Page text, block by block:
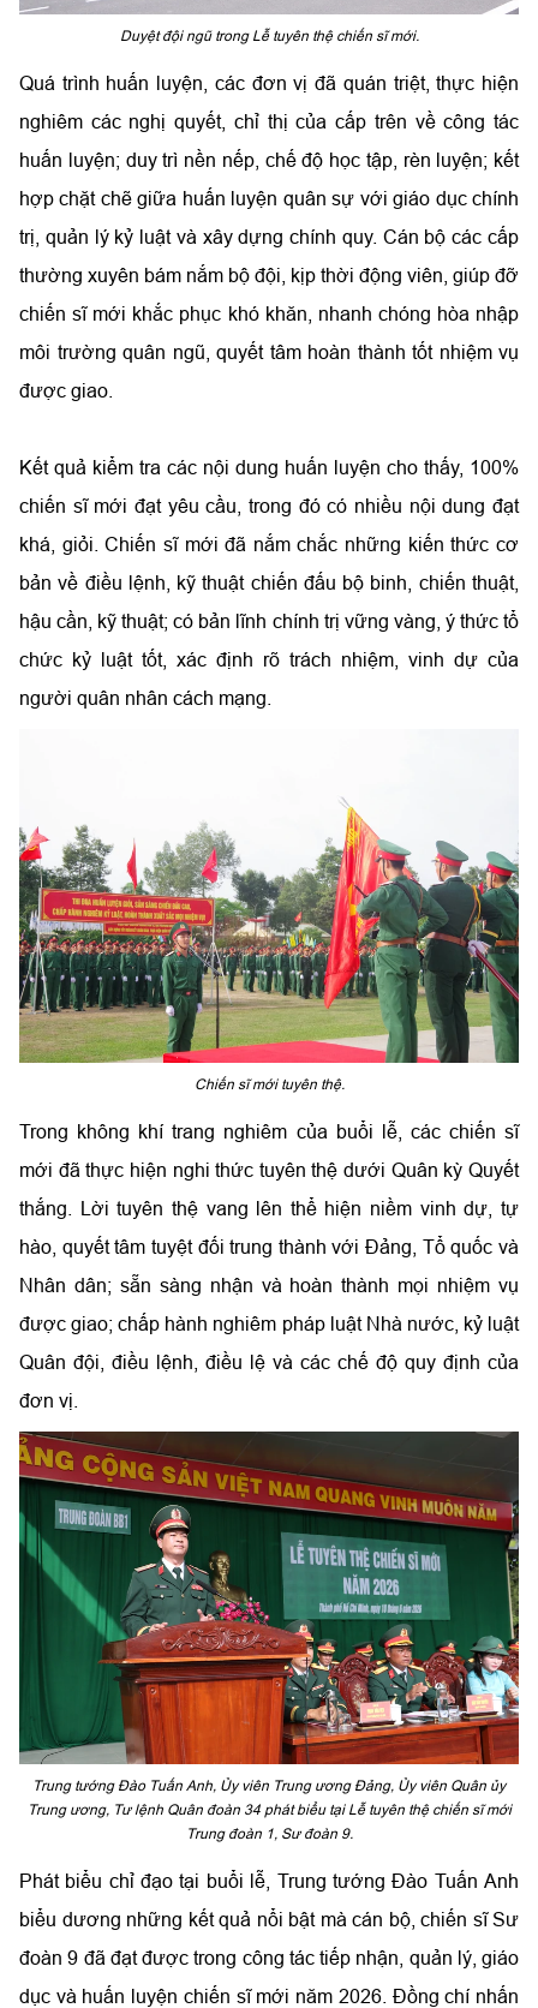
Duyệt đội ngũ trong Lễ tuyên thệ chiến sĩ mới.
Quá trình huấn luyện, các đơn vị đã quán triệt, thực hiện
nghiêm các nghị quyết, chỉ thị của cấp trên về công tác
huấn luyện; duy trì nền nếp, chế độ học tập, rèn luyện; kết
hợp chặt chẽ giữa huấn luyện quân sự với giáo dục chính
trị, quản lý kỷ luật và xây dựng chính quy. Cán bộ các cấp
thường xuyên bám nắm bộ đội, kịp thời động viên, giúp đỡ
chiến sĩ mới khắc phục khó khăn, nhanh chóng hòa nhập
môi trường quân ngũ, quyết tâm hoàn thành tốt nhiệm vụ
được giao.
Kết quả kiểm tra các nội dung huấn luyện cho thấy, 100%
chiến sĩ mới đạt yêu cầu, trong đó có nhiều nội dung đạt
khá, giỏi. Chiến sĩ mới đã nắm chắc những kiến thức cơ
bản về điều lệnh, kỹ thuật chiến đấu bộ binh, chiến thuật,
hậu cần, kỹ thuật; có bản lĩnh chính trị vững vàng, ý thức tổ
chức kỷ luật tốt, xác định rõ trách nhiệm, vinh dự của
người quân nhân cách mạng.
Chiến sĩ mới tuyên thệ.
Trong không khí trang nghiêm của buổi lễ, các chiến sĩ
mới đã thực hiện nghi thức tuyên thệ dưới Quân kỳ Quyết
thắng. Lời tuyên thệ vang lên thể hiện niềm vinh dự, tự
hào, quyết tâm tuyệt đối trung thành với Đảng, Tổ quốc và
Nhân dân; sẵn sàng nhận và hoàn thành mọi nhiệm vụ
được giao; chấp hành nghiêm pháp luật Nhà nước, kỷ luật
Quân đội, điều lệnh, điều lệ và các chế độ quy định của
đơn vị.
Trung tướng Đào Tuấn Anh, Ủy viên Trung ương Đảng, Ủy viên Quân ủy
Trung ương, Tư lệnh Quân đoàn 34 phát biểu tại Lễ tuyên thệ chiến sĩ mới
Trung đoàn 1, Sư đoàn 9.
Phát biểu chỉ đạo tại buổi lễ, Trung tướng Đào Tuấn Anh
biểu dương những kết quả nổi bật mà cán bộ, chiến sĩ Sư
đoàn 9 đã đạt được trong công tác tiếp nhận, quản lý, giáo
dục và huấn luyện chiến sĩ mới năm 2026. Đồng chí nhấn